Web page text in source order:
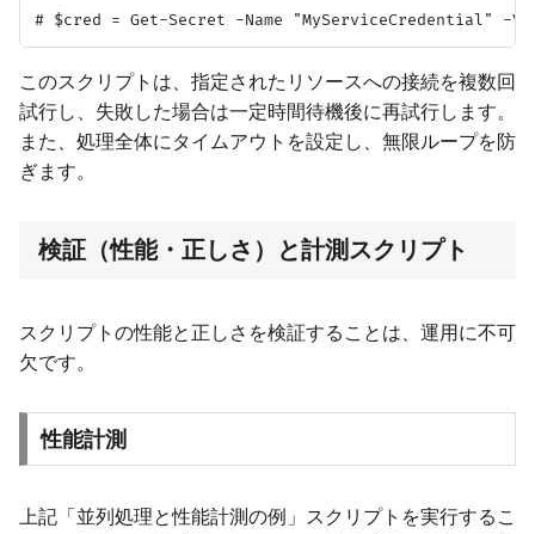
このスクリプトは、指定されたリソースへの接続を複数回
試行し、失敗した場合は一定時間待機後に再試行します。
また、処理全体にタイムアウトを設定し、無限ループを防
ぎます。
検証（性能・正しさ）と計測スクリプト
スクリプトの性能と正しさを検証することは、運用に不可
欠です。
性能計測
上記「並列処理と性能計測の例」スクリプトを実行するこ